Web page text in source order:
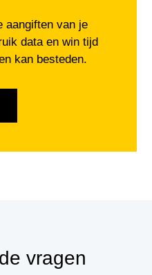
aangiften van je
data en win tijd
kan besteden.
vragen